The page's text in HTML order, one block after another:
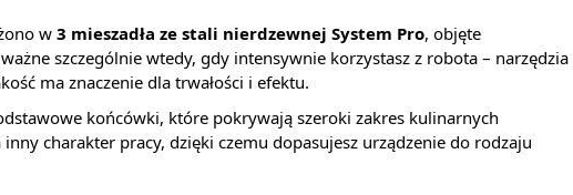
w 3 mieszadła ze stali nierdzewnej System Pro, objęte
ważne szczególnie wtedy, gdy intensywnie korzystasz z robota – narzędzia
ma znaczenie dla trwałości i efektu.
końcówki, które pokrywają szeroki zakres kulinarnych
charakter pracy, dzięki czemu dopasujesz urządzenie do rodzaju